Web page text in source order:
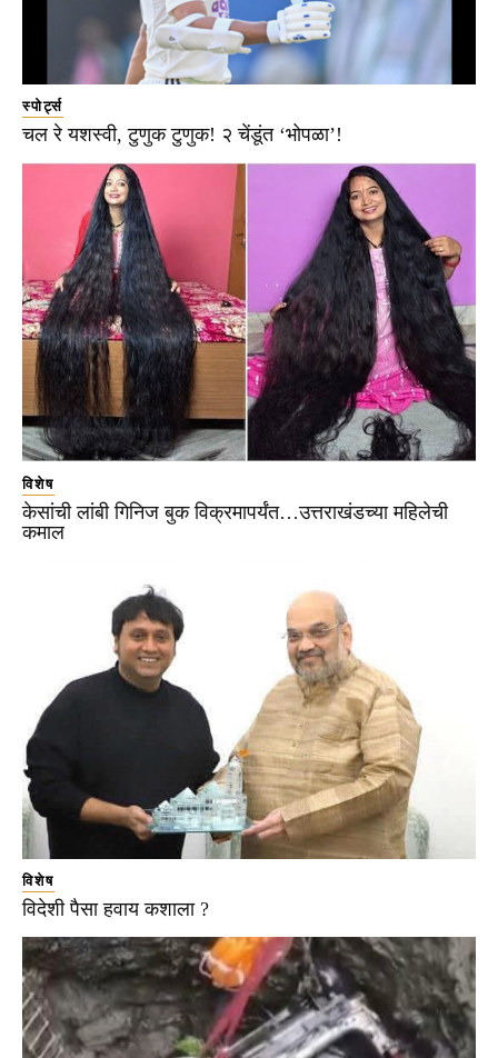
स्पोर्ट्स
चल रे यशस्वी, टुणुक टुणुक! २ चेंडूंत ‘भोपळा’!
विशेष
केसांची लांबी गिनिज बुक विक्रमापर्यंत…उत्तराखंडच्या महिलेची
कमाल
विशेष
विदेशी पैसा हवाय कशाला ?